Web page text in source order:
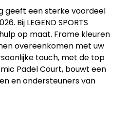
geeft een sterke voordeel
Bij LEGEND SPORTS
op maat. Frame kleuren
overeenkomen met uw
touch, met de top
Padel Court, bouwt een
en ondersteuners van